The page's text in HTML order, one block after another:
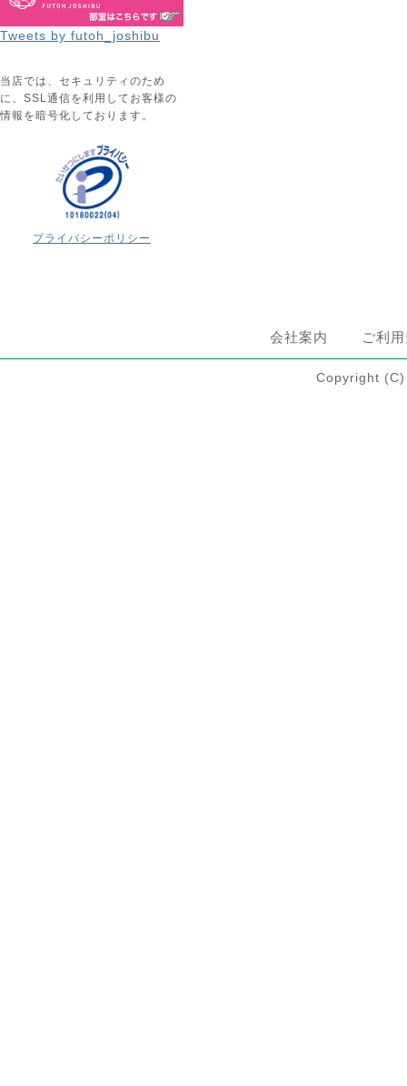
Tweets by futoh_joshibu
当店では、セキュリティのため
に、SSL通信を利用してお客様の
情報を暗号化しております。
プライバシーポリシー
会社案内 ご利
Copyright